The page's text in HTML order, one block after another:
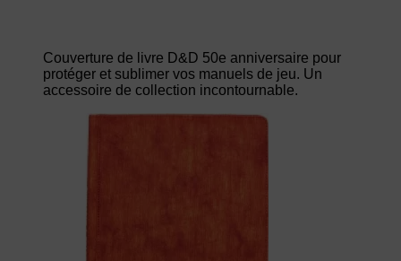
Couverture de livre D&D 50e anniversaire pour
protéger et sublimer vos manuels de jeu. Un
accessoire de collection incontournable.